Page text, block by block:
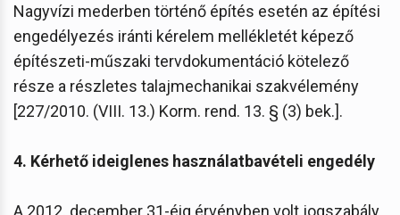
Nagyvízi mederben történő építés esetén az építési
engedélyezés iránti kérelem mellékletét képező
építészeti-műszaki tervdokumentáció kötelező
része a részletes talajmechanikai szakvélemény
[227/2010. (VIII. 13.) Korm. rend. 13. § (3) bek.].
4. Kérhető ideiglenes használatbavételi engedély
A 2012. december 31-éig érvényben volt jogszabály